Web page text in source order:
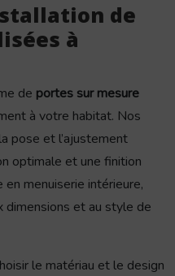
de
à
de portes sur mesure
à votre habitat. Nos
pose et l’ajustement
optimale et une finition
menuiserie intérieure,
dimensions et au style de
le matériau et le design